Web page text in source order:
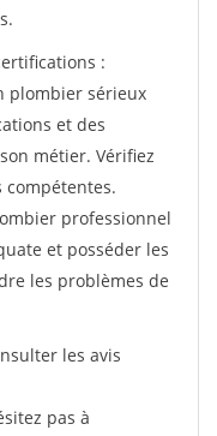
:
plombier sérieux
et des
métier. Vérifiez
compétentes.
professionnel
et posséder les
les problèmes de
les avis
pas à